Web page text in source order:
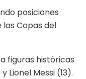
posiciones
Copas del
figuras históricas
Lionel Messi (13).